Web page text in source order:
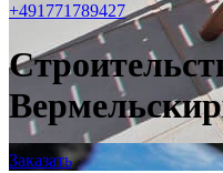
+491771789427
Заказать